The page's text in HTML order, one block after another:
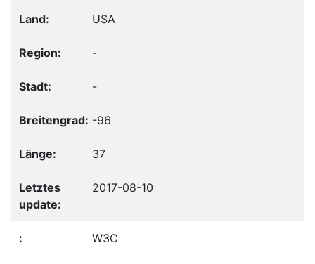
USA
-
-
-96
37
2017-08-10
W3C